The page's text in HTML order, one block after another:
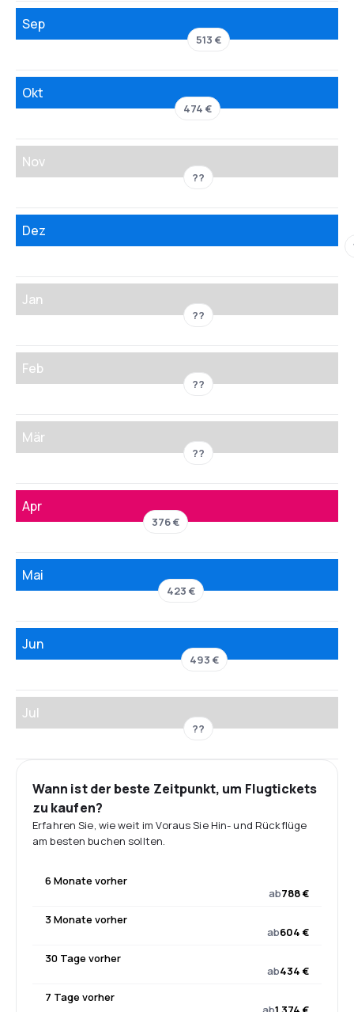
Sep
513 €
Okt
474 €
Nov
??
Dez
Jan
??
Feb
??
Mär
??
Apr
376 €
Mai
423 €
Jun
493 €
Jul
??
Wann ist der beste Zeitpunkt, um Flugtickets
zu kaufen?
Erfahren Sie, wie weit im Voraus Sie Hin- und Rückflüge
am besten buchen sollten.
6 Monate vorher
ab788 €
3 Monate vorher
ab604 €
30 Tage vorher
ab434 €
7 Tage vorher